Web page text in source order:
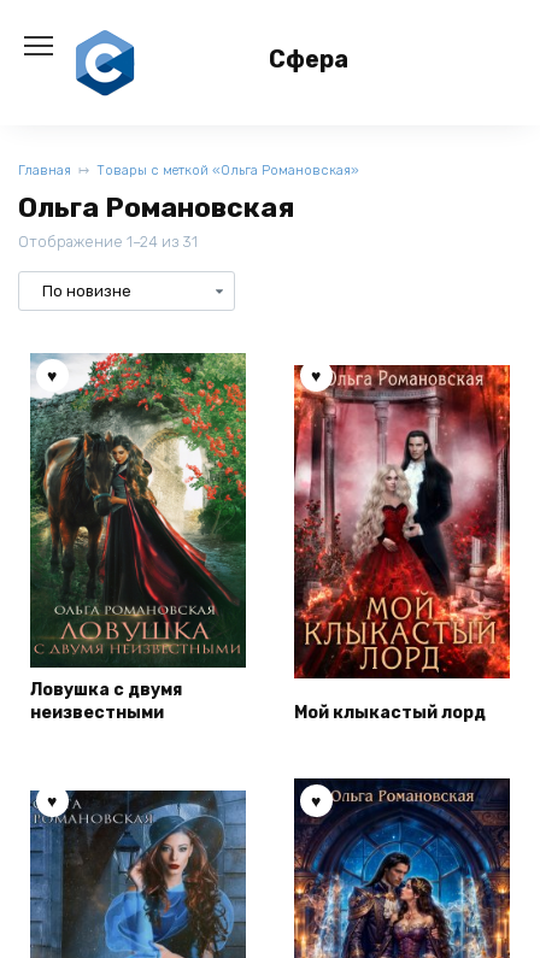
содержанию
Сфера
Главная Товары с меткой «Ольга Романовская»
Ольга Романовская
Отображение 1–24 из 31
Ловушка с двумя
неизвестными
Мой клыкастый лорд